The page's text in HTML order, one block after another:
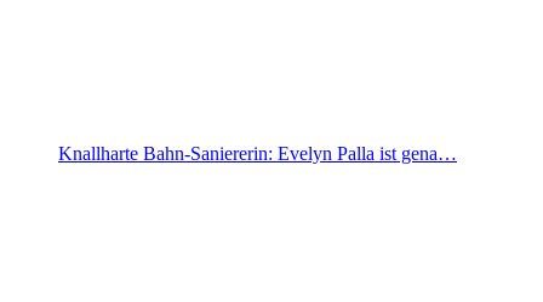
Knallharte Bahn-Saniererin: Evelyn Palla ist gena…